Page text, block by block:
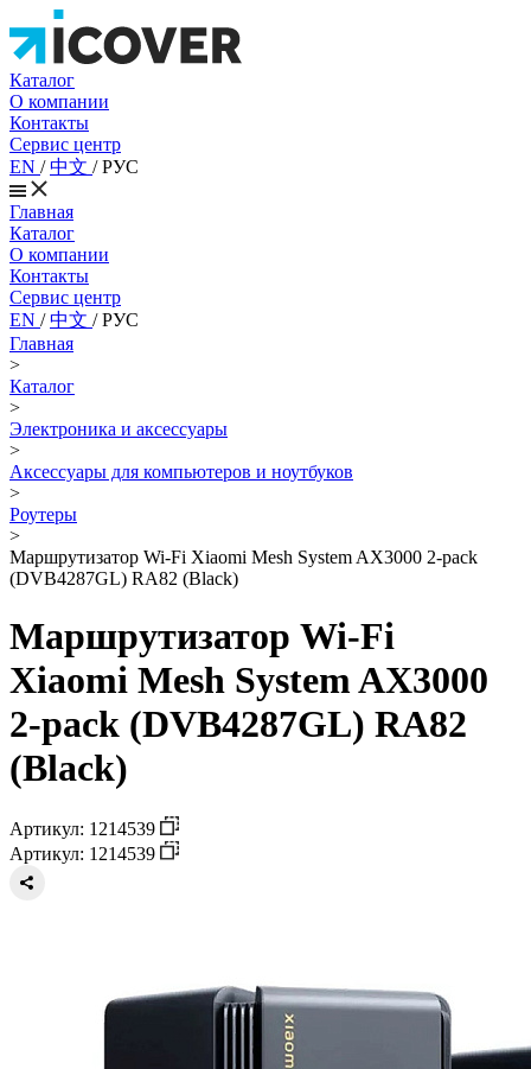
Каталог
О компании
Контакты
Сервис центр
EN /中文 /РУС
Главная
Каталог
О компании
Контакты
Сервис центр
EN /中文 /РУС
Главная
>
Каталог
>
Электроника и аксессуары
>
Аксессуары для компьютеров и ноутбуков
>
Роутеры
>
Маршрутизатор Wi-Fi Xiaomi Mesh System AX3000 2-pack
(DVB4287GL) RA82 (Black)
Маршрутизатор Wi-Fi
Xiaomi Mesh System AX3000
2-pack (DVB4287GL) RA82
(Black)
Артикул: 1214539
Артикул: 1214539